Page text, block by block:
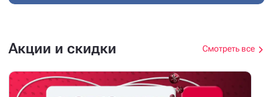
Акции и скидки Смотреть все